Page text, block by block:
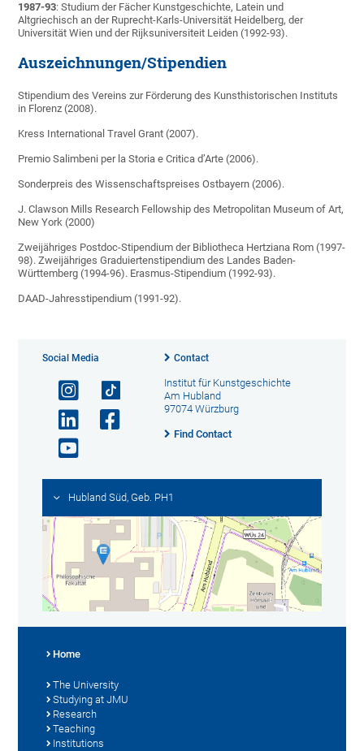
1987-93: Studium der Fächer Kunstgeschichte, Latein und
Altgriechisch an der Ruprecht-Karls-Universität Heidelberg, der
Universität Wien und der Rijksuniversiteit Leiden (1992-93).
Auszeichnungen/Stipendien
Stipendium des Vereins zur Förderung des Kunsthistorischen Instituts
in Florenz (2008).
Kress International Travel Grant (2007).
Premio Salimbeni per la Storia e Critica d’Arte (2006).
Sonderpreis des Wissenschaftspreises Ostbayern (2006).
J. Clawson Mills Research Fellowship des Metropolitan Museum of Art,
New York (2000)
Zweijähriges Postdoc-Stipendium der Bibliotheca Hertziana Rom (1997-
98). Zweijähriges Graduiertenstipendium des Landes Baden-
Württemberg (1994-96). Erasmus-Stipendium (1992-93).
DAAD-Jahresstipendium (1991-92).
Social Media Contact
Institut für Kunstgeschichte
Am Hubland
97074 Würzburg
Find Contact
Hubland Süd, Geb. PH1
Home
The University
Studying at JMU
Research
Teaching
Institutions